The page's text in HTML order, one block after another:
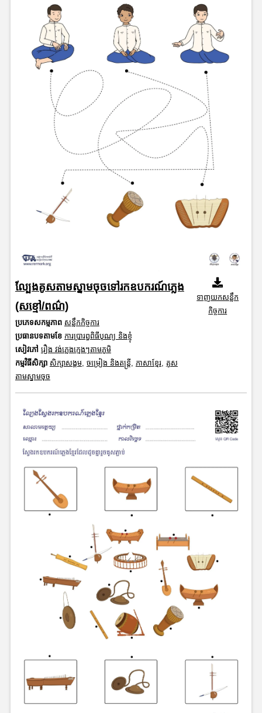
ល្បែងគូសតាមស្នាមចុចទៅរកឧបករណ៍ភ្លេង
(សខ្មៅ/ពណ៌)
ប្រភេទសកម្មភាព សន្លឹកកិច្ចការ
ប្រធានបទតាមខែ ការប្រារព្ធពិធីបុណ្យ និងខ្ញុំ
សៀវភៅ រឿង វង់ភ្លេងក្មេងៗតាមភូមិ
កម្មវិធីសិក្សា សិក្សាសង្គម, ចម្រៀង និងតន្ត្រី, ភាសាខ្មែរ, គូស
តាមស្នាមចុច
ទាញយកសន្លឹក
កិច្ចការ